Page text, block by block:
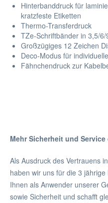
Hinterbanddruck für
kratzfeste Etiketten
Thermo-Transferdruck
TZe-Schriftbänder in 3,5/
Großzügiges 12 Zeichen
Deco-Modus für
Fähnchendruck zur
Mehr Sicherheit und
Als Ausdruck des Vertrauens
haben wir uns für die 3
Ihnen als Anwender unserer
sowie Sicherheit und schafft